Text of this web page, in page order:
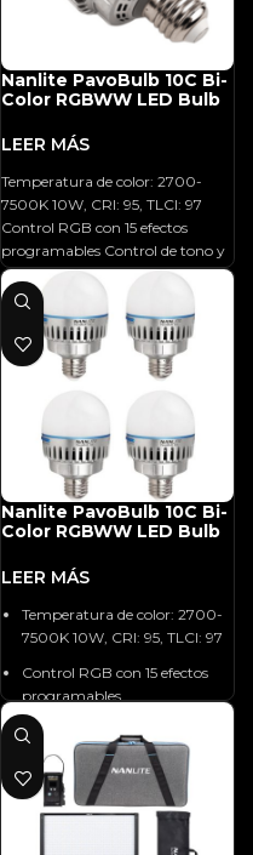
Nanlite PavoBulb 10C Bi-
Color RGBWW LED Bulb
Temperatura de color: 2700-
7500K 10W, CRI: 95, TLCI: 97
Control RGB con 15 efectos
programables Control de tono y
saturación
Nanlite PavoBulb 10C Bi-
Color RGBWW LED Bulb
Temperatura de color: 2700-
7500K 10W, CRI: 95, TLCI: 97
Control RGB con 15 efectos
programables
Control de tono y saturación
Ajuste verde/magenta
Atenuación escalonada de 0-